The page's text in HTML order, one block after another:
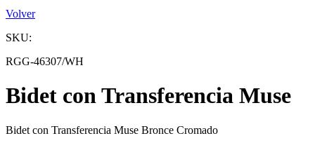
Volver
SKU:
RGG-46307/WH
Bidet con Transferencia Muse
Bidet con Transferencia Muse Bronce Cromado